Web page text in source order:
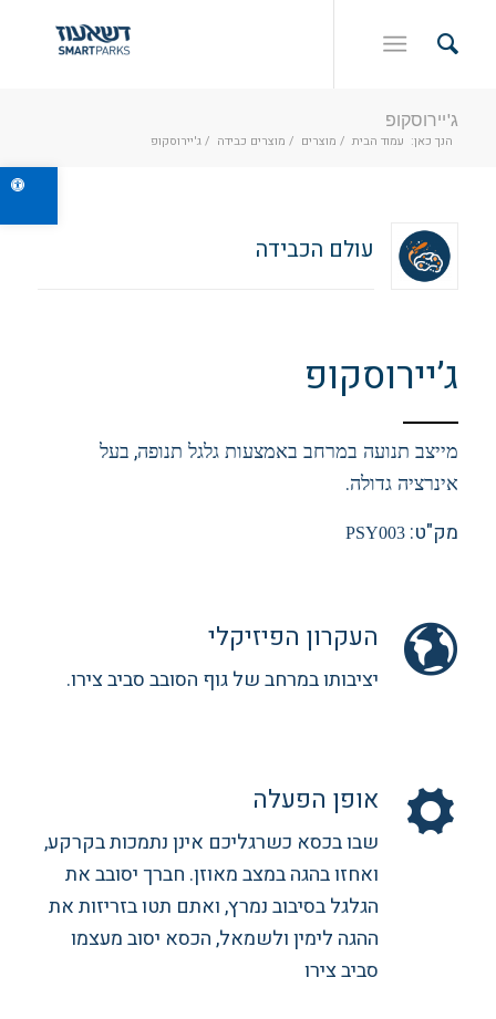
ג'יירוסקופ
הנך כאן: עמוד הבית / מוצרים / מוצרים כבידה / ג'יירוסקופ
עולם הכבידה
ג’יירוסקופ
מייצב תנועה במרחב באמצעות גלגל תנופה, בעל
אינרציה גדולה.
מק"ט: PSY003
העקרון הפיזיקלי
יציבותו במרחב של גוף הסובב סביב צירו.
אופן הפעלה
שבו בכסא כשרגליכם אינן נתמכות בקרקע,
ואחזו בהגה במצב מאוזן. חברך יסובב את
הגלגל בסיבוב נמרץ, ואתם תטו בזריזות את
ההגה לימין ולשמאל, הכסא יסוב מעצמו
סביב צירו